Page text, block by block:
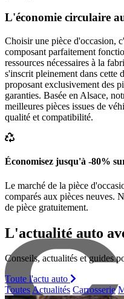
L'économie circulaire
Choisir une pièce d'occasion,
composant parfaitement
ressources nécessaires à la
s'inscrit pleinement dans cette
proposant exclusivement des
garanties. Basée en Alsace,
meilleures pièces issues de
qualité et compatibilité.
Économisez jusqu'à -80%
Le marché de la pièce
comparés aux pièces neuves.
de pièce gratuitement.
L'actualité auto
Conseils, actualités et guides
Toute l'actu auto
ToutesActualités Carrosserie